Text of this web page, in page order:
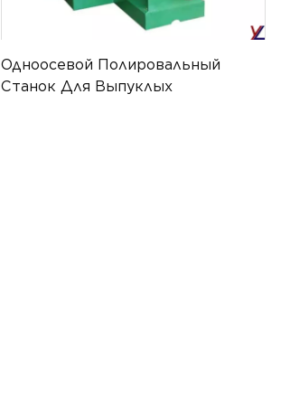
Одноосевой Полировальный
Станок Для Выпуклых